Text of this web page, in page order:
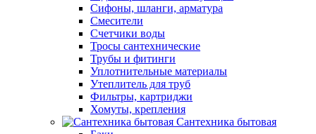
Сифоны, шланги, арматура
Смесители
Счетчики воды
Тросы сантехнические
Трубы и фитинги
Уплотнительные материалы
Утеплитель для труб
Фильтры, картриджи
Хомуты, крепления
Сантехника бытовая